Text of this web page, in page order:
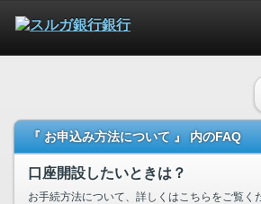
『 お申込み方法について 』 内のFAQ
口座開設したいときは？